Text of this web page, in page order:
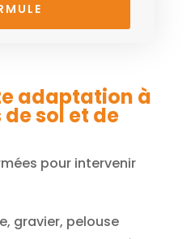
adaptation à
sol et de
pour intervenir
gravier, pelouse